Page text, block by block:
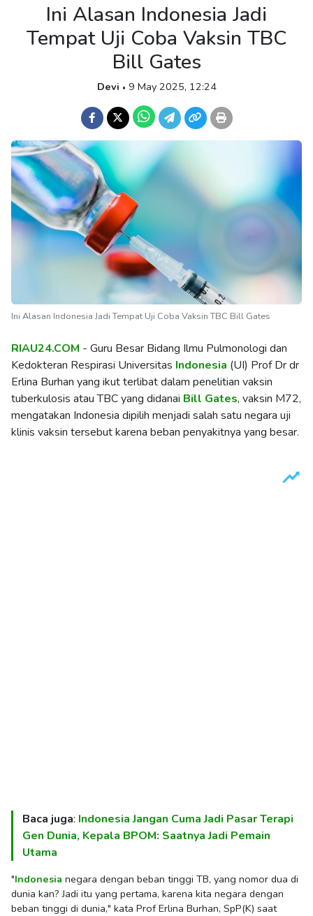
Ini Alasan Indonesia Jadi
Tempat Uji Coba Vaksin TBC
Bill Gates
Devi • 9 May 2025, 12:24
Ini Alasan Indonesia Jadi Tempat Uji Coba Vaksin TBC Bill Gates
RIAU24.COM - Guru Besar Bidang Ilmu Pulmonologi dan
Kedokteran Respirasi Universitas Indonesia (UI) Prof Dr dr
Erlina Burhan yang ikut terlibat dalam penelitian vaksin
tuberkulosis atau TBC yang didanai Bill Gates, vaksin M72,
mengatakan Indonesia dipilih menjadi salah satu negara uji
klinis vaksin tersebut karena beban penyakitnya yang besar.
Baca juga: Indonesia Jangan Cuma Jadi Pasar Terapi
Gen Dunia, Kepala BPOM: Saatnya Jadi Pemain
Utama
"Indonesia negara dengan beban tinggi TB, yang nomor dua di
dunia kan? Jadi itu yang pertama, karena kita negara dengan
beban tinggi di dunia," kata Prof Erlina Burhan, SpP(K) saat